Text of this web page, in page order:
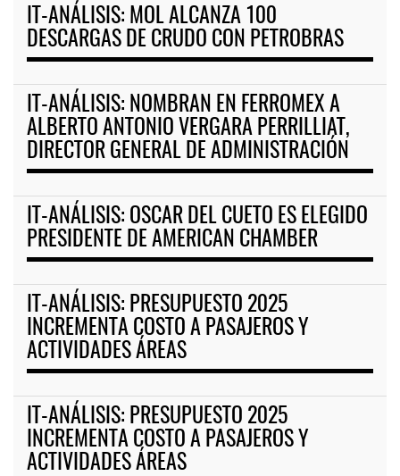
IT-ANÁLISIS: MOL ALCANZA 100
DESCARGAS DE CRUDO CON PETROBRAS
IT-ANÁLISIS: NOMBRAN EN FERROMEX A
ALBERTO ANTONIO VERGARA PERRILLIAT,
DIRECTOR GENERAL DE ADMINISTRACIÓN
IT-ANÁLISIS: OSCAR DEL CUETO ES ELEGIDO
PRESIDENTE DE AMERICAN CHAMBER
IT-ANÁLISIS: PRESUPUESTO 2025
INCREMENTA COSTO A PASAJEROS Y
ACTIVIDADES ÁREAS
IT-ANÁLISIS: PRESUPUESTO 2025
INCREMENTA COSTO A PASAJEROS Y
ACTIVIDADES ÁREAS